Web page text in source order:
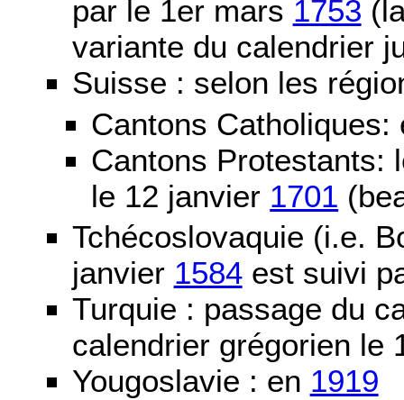
par le 1er mars 1753
variante du calendrier
Suisse : selon les
Cantons
Cantons Protestants:
le 12 janvier 1701
Tchécoslovaquie (i.e.
janvier 1584est suivi
Turquie : passage du
calendrier grégorien le
Yougoslavie : en 1919